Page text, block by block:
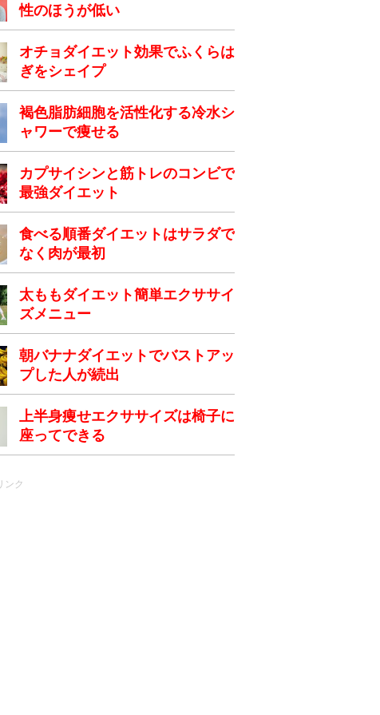
性のほうが低い
オチョダイエット効果でふくらは
ぎをシェイプ
褐色脂肪細胞を活性化する冷水シ
ャワーで痩せる
カプサイシンと筋トレのコンビで
最強ダイエット
食べる順番ダイエットはサラダで
なく肉が最初
太ももダイエット簡単エクササイ
ズメニュー
朝バナナダイエットでバストアッ
プした人が続出
上半身痩せエクササイズは椅子に
座ってできる
ンク